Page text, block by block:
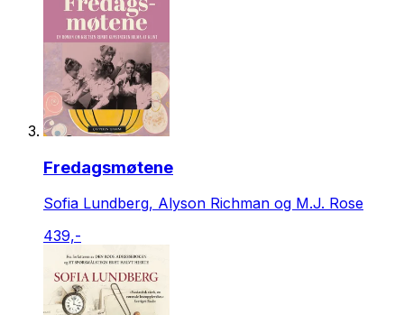
Fredagsmøtene
Sofia Lundberg, Alyson Richman og M.J. Rose
439,-